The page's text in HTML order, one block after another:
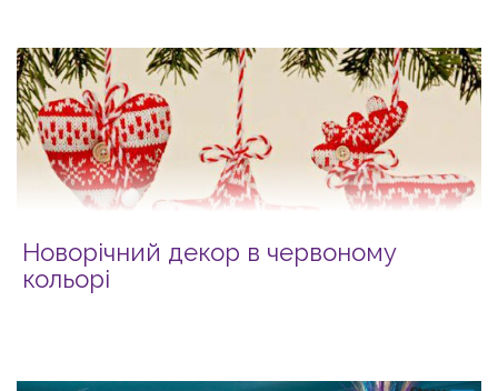
Новорічний декор в червоному
кольорі